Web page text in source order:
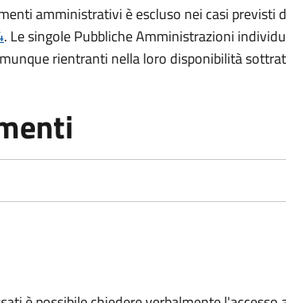
amministrativi è escluso nei casi previsti
. Le singole Pubbliche Amministrazioni
rientranti nella loro disponibilità